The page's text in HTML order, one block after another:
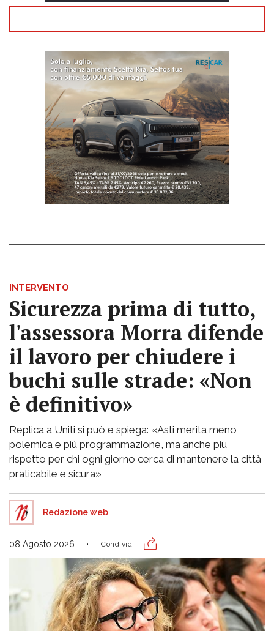
INTERVENTO
Sicurezza prima di tutto,
l'assessora Morra difende
il lavoro per chiudere i
buchi sulle strade: «Non
è definitivo»
Replica a Uniti si può e spiega: «Asti merita meno
polemica e più programmazione, ma anche più
rispetto per chi ogni giorno cerca di mantenere la città
praticabile e sicura»
Redazione web
08 Agosto 2026 Condividi